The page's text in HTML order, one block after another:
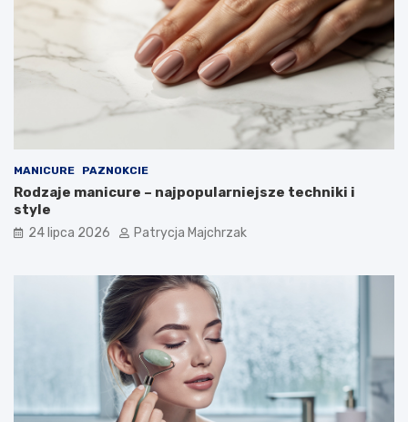
MANICURE PAZNOKCIE
Rodzaje manicure – najpopularniejsze techniki i
style
24 lipca 2026 Patrycja Majchrzak